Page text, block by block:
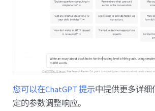
您可以在ChatGPT 提示中提供更多详
定的参数调整响应。